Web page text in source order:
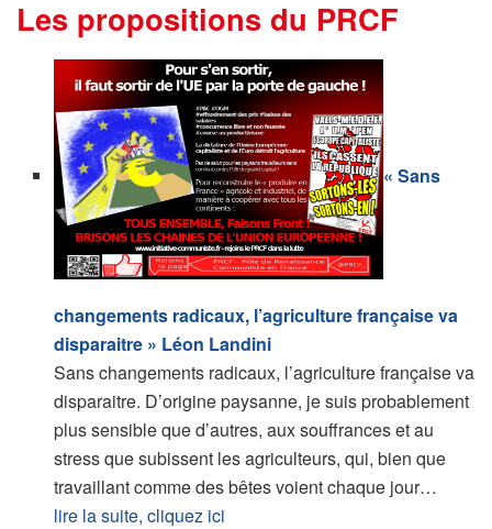
Les propositions du PRCF
« Sans
changements radicaux, l’agriculture française va
disparaitre » Léon Landini
Sans changements radicaux, l’agriculture française va
disparaitre. D’origine paysanne, je suis probablement
plus sensible que d’autres, aux souffrances et au
stress que subissent les agriculteurs, qui, bien que
travaillant comme des bêtes voient chaque jour…
lire la suite, cliquez ici